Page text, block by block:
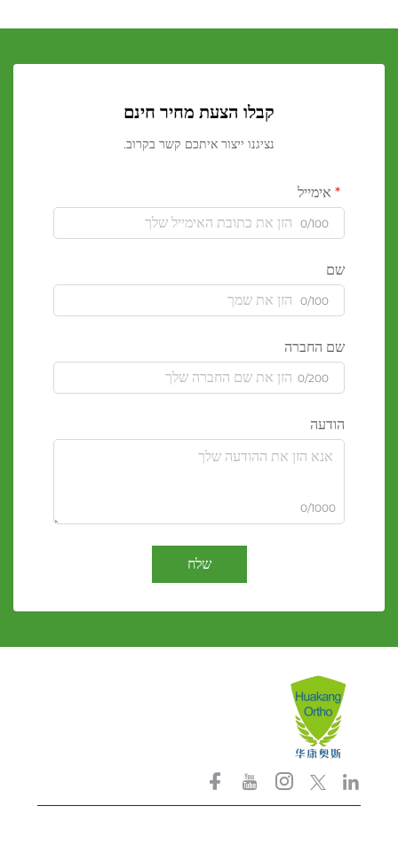
קבלו הצעת מחיר חינם
נציגנו ייצור איתכם קשר בקרוב.
אימייל
0/100
שם
0/100
שם החברה
0/200
הודעה
0/1000
שלח